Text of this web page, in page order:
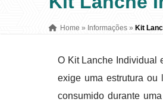
Home » Informações » Kit
O Kit Lanche Individual
exige uma estrutura ou
consumido durante